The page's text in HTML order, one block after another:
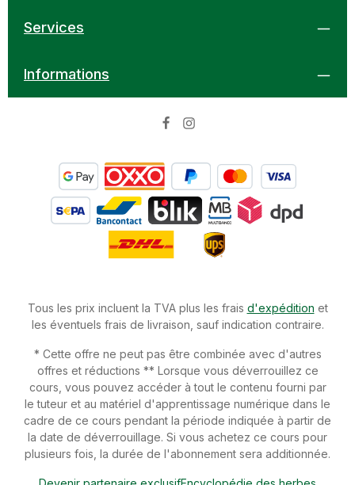
Services
Informations
Tous les prix incluent la TVA plus les frais d'expédition et
les éventuels frais de livraison, sauf indication contraire.
* Cette offre ne peut pas être combinée avec d'autres
offres et réductions ** Lorsque vous déverrouillez ce
cours, vous pouvez accéder à tout le contenu fourni par
le tuteur et au matériel d'apprentissage numérique dans le
cadre de ce cours pendant la période indiquée à partir de
la date de déverrouillage. Si vous achetez ce cours pour
plusieurs fois, la durée de l'abonnement sera additionnée.